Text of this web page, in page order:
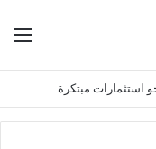
استثمارات مبتكرة